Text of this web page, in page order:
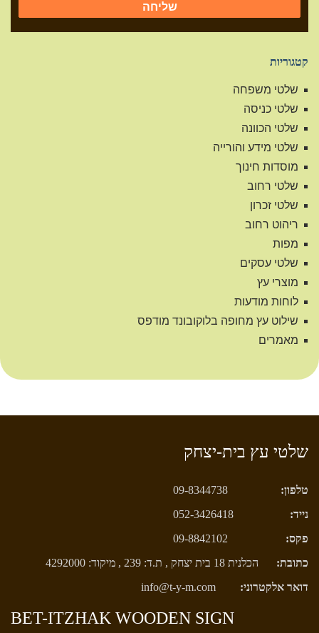
שליחה
קטגוריות
שלטי משפחה
שלטי כניסה
שלטי הכוונה
שלטי מידע והורייה
מוסדות חינוך
שלטי רחוב
שלטי זכרון
ריהוט רחוב
מפות
שלטי עסקים
מוצרי עץ
לוחות מודעות
שילוט עץ מחופה בלוקובונד מודפס
מאמרים
שלטי עץ בית-יצחק
טלפון:
09-8344738
נייד:
052-3426418
פקס:
09-8842102
כתובת:
הכלנית 18 בית יצחק , ת.ד: 239 , מיקוד: 4292000
דואר אלקטרוני:
info@t-y-m.com
BET-ITZHAK WOODEN SIGN